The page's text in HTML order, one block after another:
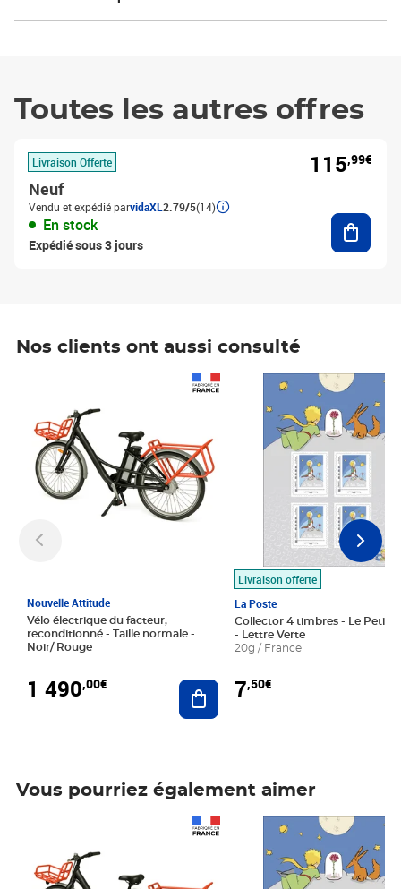
Toutes les autres offres
Livraison Offerte
Neuf
Vendu et expédié parvidaXL 2.79/5(14)
En stock
Expédié sous 3 jours
115,99€
Nos clients ont aussi consulté
Nouvelle Attitude
Vélo électrique du facteur,
reconditionné - Taille normale -
Noir/ Rouge
1 490,00€ Ajouter au panier
Livraison offerte
La Poste
Collector 4 timbres - Le Petit
- Lettre Verte
20g / France
7,50€
Prix 7,50€
Vous pourriez également aimer
Prix 7,50€